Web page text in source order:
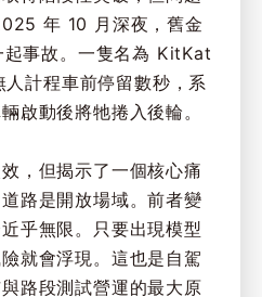
年 10 月深夜，舊金
事故。一隻名為 KitKat
計程車前停留數秒，系
啟動後將牠捲入後輪。
，但揭示了一個核心痛
路是開放場域。前者變
乎無限。只要出現模型
就會浮現。這也是自駕
路段測試營運的最大原